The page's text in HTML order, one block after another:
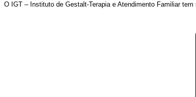
O IGT – Instituto de Gestalt-Terapia e Atendimento Familiar